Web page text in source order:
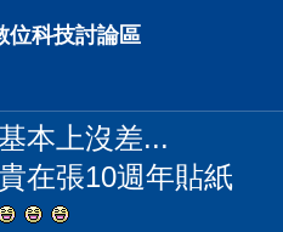
位科技討論區
基本上沒差...
在張10週年貼紙